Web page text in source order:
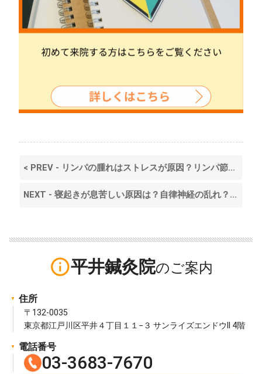
< PREV - リンパの腫れはストレスが原因？リンパ節との関係や対処法を解説
NEXT - 寝起きが息苦しい原因は？自律神経の乱れ？簡単な対処法も解説 >
info_outline平井鍼灸院
住所
〒132-0035
東京都江戸川区平井４丁目１１−３ サンライズエンドウII 4階
電話番号
03-3683-7670